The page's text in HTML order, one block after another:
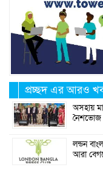
প্রচ্ছদ এর আরও
অসহায়
নৈশভোজ
লন্ডন
আরা